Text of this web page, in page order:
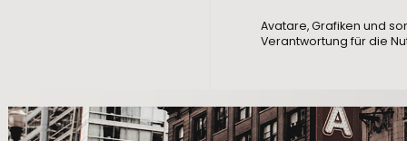
Avatare, Grafiken und
Verantwortung für die